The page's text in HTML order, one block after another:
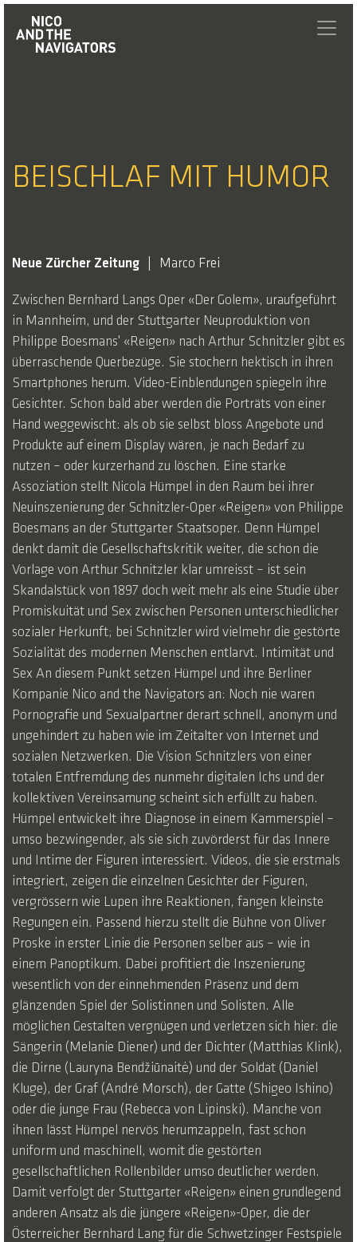
BEISCHLAF MIT HUMOR
Neue Zürcher Zeitung Marco Frei
Zwischen Bernhard Langs Oper «Der Golem», uraufgeführt
in Mannheim, und der Stuttgarter Neuproduktion von
Philippe Boesmans' «Reigen» nach Arthur Schnitzler gibt es
überraschende Querbezüge. Sie stochern hektisch in ihren
Smartphones herum. Video-Einblendungen spiegeln ihre
Gesichter. Schon bald aber werden die Porträts von einer
Hand weggewischt: als ob sie selbst bloss Angebote und
Produkte auf einem Display wären, je nach Bedarf zu
nutzen – oder kurzerhand zu löschen. Eine starke
Assoziation stellt Nicola Hümpel in den Raum bei ihrer
Neuinszenierung der Schnitzler-Oper «Reigen» von Philippe
Boesmans an der Stuttgarter Staatsoper. Denn Hümpel
denkt damit die Gesellschaftskritik weiter, die schon die
Vorlage von Arthur Schnitzler klar umreisst – ist sein
Skandalstück von 1897 doch weit mehr als eine Studie über
Promiskuität und Sex zwischen Personen unterschiedlicher
sozialer Herkunft; bei Schnitzler wird vielmehr die gestörte
Sozialität des modernen Menschen entlarvt. Intimität und
Sex An diesem Punkt setzen Hümpel und ihre Berliner
Kompanie Nico and the Navigators an: Noch nie waren
Pornografie und Sexualpartner derart schnell, anonym und
ungehindert zu haben wie im Zeitalter von Internet und
sozialen Netzwerken. Die Vision Schnitzlers von einer
totalen Entfremdung des nunmehr digitalen Ichs und der
kollektiven Vereinsamung scheint sich erfüllt zu haben.
Hümpel entwickelt ihre Diagnose in einem Kammerspiel –
umso bezwingender, als sie sich zuvörderst für das Innere
und Intime der Figuren interessiert. Videos, die sie erstmals
integriert, zeigen die einzelnen Gesichter der Figuren,
vergrössern wie Lupen ihre Reaktionen, fangen kleinste
Regungen ein. Passend hierzu stellt die Bühne von Oliver
Proske in erster Linie die Personen selber aus – wie in
einem Panoptikum. Dabei profitiert die Inszenierung
wesentlich von der einnehmenden Präsenz und dem
glänzenden Spiel der Solistinnen und Solisten. Alle
möglichen Gestalten vergnügen und verletzen sich hier: die
Sängerin (Melanie Diener) und der Dichter (Matthias Klink),
die Dirne (Lauryna Bendžiūnaitė) und der Soldat (Daniel
Kluge), der Graf (André Morsch), der Gatte (Shigeo Ishino)
oder die junge Frau (Rebecca von Lipinski). Manche von
ihnen lässt Hümpel nervös herumzappeln, fast schon
uniform und maschinell, womit die gestörten
gesellschaftlichen Rollenbilder umso deutlicher werden.
Damit verfolgt der Stuttgarter «Reigen» einen grundlegend
anderen Ansatz als die jüngere «Reigen»-Oper, die der
Österreicher Bernhard Lang für die Schwetzinger Festspiele